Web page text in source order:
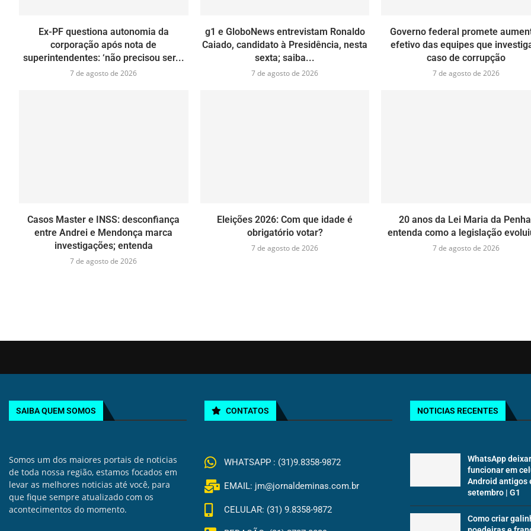
Ex-PF questiona autonomia da
corporação após nota de
superintendentes: ‘não precisou ser...
7 de agosto de 2026
g1 e GloboNews entrevistam Ronaldo
Caiado, candidato à Presidência, nesta
sexta; saiba...
7 de agosto de 2026
Governo federal promete
efetivo das equipes que
caso de corrupção
7 de agosto de 2026
Casos Master e INSS: desconfiança
entre Andrei e Mendonça marca
investigações; entenda
7 de agosto de 2026
Eleições 2026: Com que idade é
obrigatório votar?
7 de agosto de 2026
20 anos da Lei Maria da
entenda como a legislação
7 de agosto de 2026
SAIBA QUEM SOMOS
Somos um dos maiores portais de noticias
de toda nossa região, estamos focados em
levar as melhores noticias até você, para
que fique sempre atualizado com os
acontecimentos do momento.
CONTATOS
WHATSAPP : (31)9.8358-9872
EMAIL: jm@jornaldeminas.com.br
CELULAR: (31) 9.8358-9872
NOTICIAS RECENTES
WhatsApp
funcionar em
Android antigos
setembro | G1
Como criar